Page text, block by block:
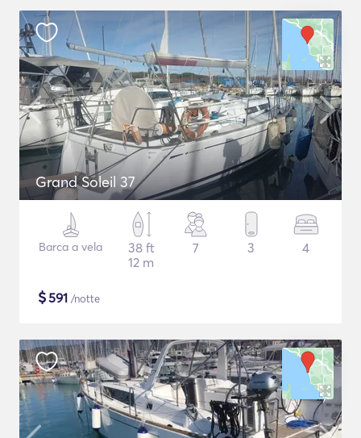
Grand Soleil 37
Barca a vela
38 ft
12 m
7 3 4
$591 /notte